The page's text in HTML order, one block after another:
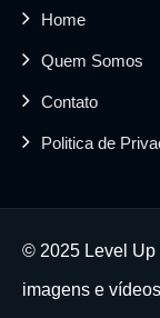
Home
Quem Somos
Contato
Politica de
© 2025 Level Up
imagens e